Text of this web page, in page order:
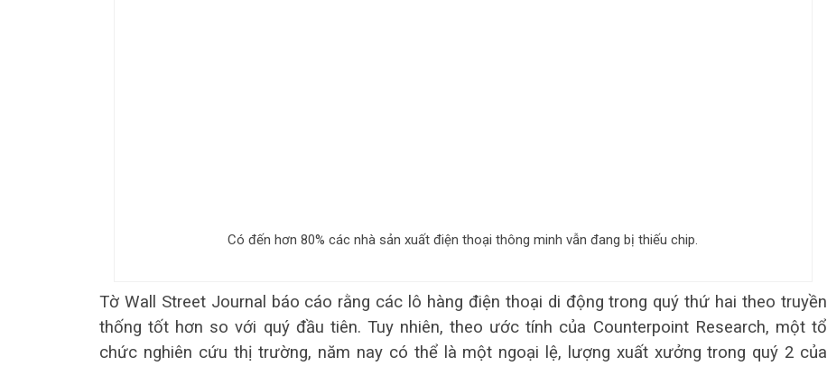
Có đến hơn 80% các nhà sản xuất điện thoại thông minh vẫn đang bị thiếu chip.
Tờ Wall Street Journal báo cáo rằng các lô hàng điện thoại di động trong quý thứ hai theo truyền
thống tốt hơn so với quý đầu tiên. Tuy nhiên, theo ước tính của Counterpoint Research, một tổ
chức nghiên cứu thị trường, năm nay có thể là một ngoại lệ, lượng xuất xưởng trong quý 2 của